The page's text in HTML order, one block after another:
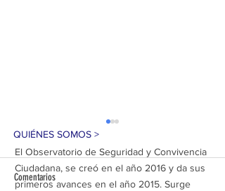
Comentarios
QUIÉNES SOMOS >
El Observatorio de Seguridad y Convivencia
Ciudadana, se creó en el año 2016 y da sus
primeros avances en el año 2015. Surge